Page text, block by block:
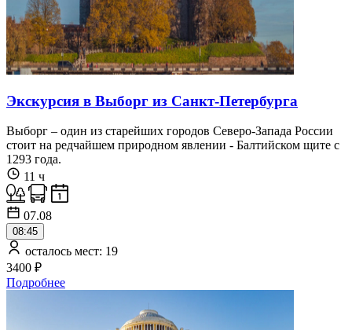
Экскурсия в Выборг из Санкт-Петербурга
Выборг – один из старейших городов Северо-Запада России
стоит на редчайшем природном явлении - Балтийском щите с
1293 года.
11 ч
07.08
08:45
осталось мест: 19
3400 ₽
Подробнее